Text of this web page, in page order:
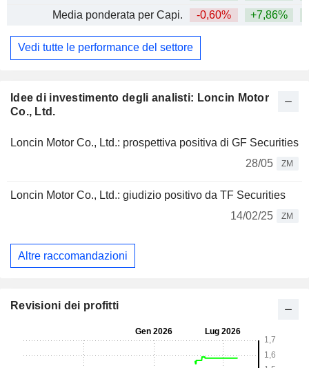
Idee di investimento degli analisti: Loncin Motor
Co., Ltd.
Loncin Motor Co., Ltd.: prospettiva positiva di GF Securities
28/05
ZM
Loncin Motor Co., Ltd.: giudizio positivo da TF Securities
14/02/25
ZM
Altre raccomandazioni
Media ponderata per Capi.
-0,60% +7,86%
Vedi tutte le performance del settore
Revisioni dei profitti